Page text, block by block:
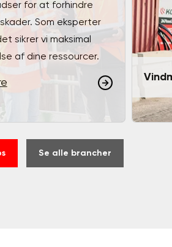
for at forhindre
Som eksperter
sikrer vi maksimal
af dine ressourcer.
Se alle brancher